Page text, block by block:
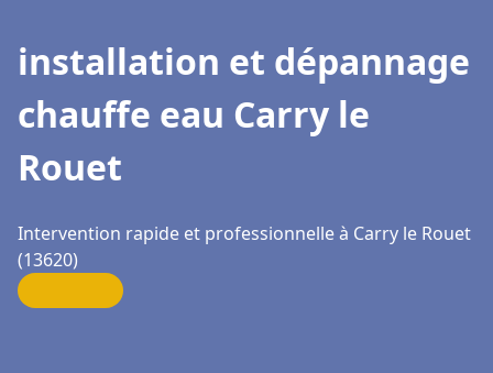
installation et dépannage
chauffe eau Carry le
Rouet
Intervention rapide et professionnelle à Carry le Rouet
(13620)